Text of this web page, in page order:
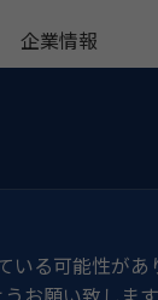
企業情報
いる可能性があ